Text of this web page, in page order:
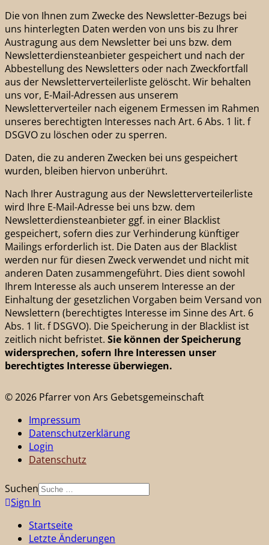
Die von Ihnen zum Zwecke des Newsletter-Bezugs bei
uns hinterlegten Daten werden von uns bis zu Ihrer
Austragung aus dem Newsletter bei uns bzw. dem
Newsletterdiensteanbieter gespeichert und nach der
Abbestellung des Newsletters oder nach Zweckfortfall
aus der Newsletterverteilerliste gelöscht. Wir behalten
uns vor, E-Mail-Adressen aus unserem
Newsletterverteiler nach eigenem Ermessen im Rahmen
unseres berechtigten Interesses nach Art. 6 Abs. 1 lit. f
DSGVO zu löschen oder zu sperren.
Daten, die zu anderen Zwecken bei uns gespeichert
wurden, bleiben hiervon unberührt.
Nach Ihrer Austragung aus der Newsletterverteilerliste
wird Ihre E-Mail-Adresse bei uns bzw. dem
Newsletterdiensteanbieter ggf. in einer Blacklist
gespeichert, sofern dies zur Verhinderung künftiger
Mailings erforderlich ist. Die Daten aus der Blacklist
werden nur für diesen Zweck verwendet und nicht mit
anderen Daten zusammengeführt. Dies dient sowohl
Ihrem Interesse als auch unserem Interesse an der
Einhaltung der gesetzlichen Vorgaben beim Versand von
Newslettern (berechtigtes Interesse im Sinne des Art. 6
Abs. 1 lit. f DSGVO). Die Speicherung in der Blacklist ist
zeitlich nicht befristet. Sie können der Speicherung
widersprechen, sofern Ihre Interessen unser
berechtigtes Interesse überwiegen.
© 2026 Pfarrer von Ars Gebetsgemeinschaft
Impressum
Datenschutzerklärung
Login
Datenschutz
Suchen
Sign In
Startseite
Letzte Änderungen